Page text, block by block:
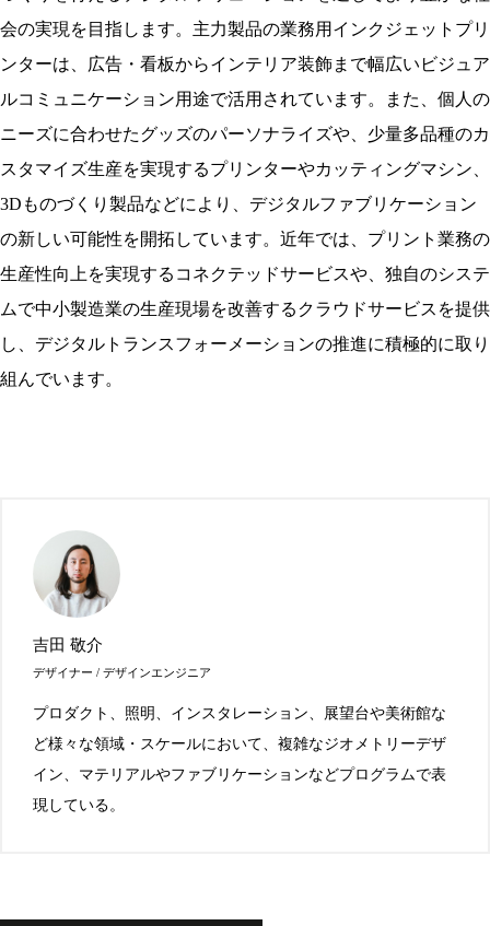
会の実現を目指します。主力製品の業務用インクジェットプリ
ンターは、広告・看板からインテリア装飾まで幅広いビジュア
ルコミュニケーション用途で活用されています。また、個人の
ニーズに合わせたグッズのパーソナライズや、少量多品種のカ
スタマイズ生産を実現するプリンターやカッティングマシン、
3Dものづくり製品などにより、デジタルファブリケーション
の新しい可能性を開拓しています。近年では、プリント業務の
生産性向上を実現するコネクテッドサービスや、独自のシステ
ムで中小製造業の生産現場を改善するクラウドサービスを提供
し、デジタルトランスフォーメーションの推進に積極的に取り
組んでいます。
吉田 敬介
デザイナー / デザインエンジニア
プロダクト、照明、インスタレーション、展望台や美術館な
ど様々な領域・スケールにおいて、複雑なジオメトリーデザ
イン、マテリアルやファブリケーションなどプログラムで表
現している。